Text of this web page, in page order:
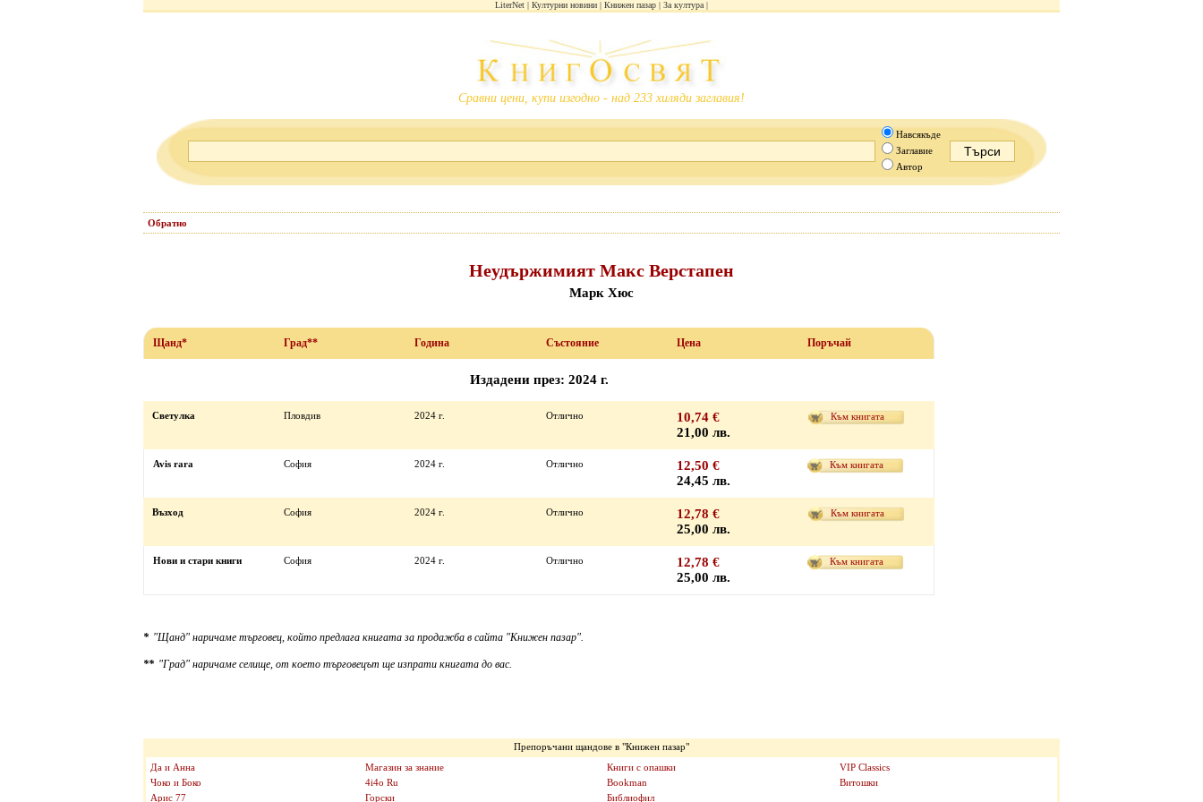
LiterNet Културни новини Книжен пазар За култура
Сравни цени, купи изгодно - над 233 хиляди заглавия!
Навсякъде
Заглавие
Автор
Обратно
Неудържимият Макс Верстапен
Марк Хюс
Щанд* Град** Година Състояние Цена Поръчай
Издадени през: 2024 г.
Светулка Пловдив 2024 г. Отлично
10,74 €
21,00 лв.
Към книгата
Avis rara София 2024 г. Отлично
12,50 €
24,45 лв.
Към книгата
Възход София 2024 г. Отлично
12,78 €
25,00 лв.
Към книгата
Нови и стари книги София 2024 г. Отлично
12,78 €
25,00 лв.
Към книгата
* "Щанд" наричаме търговец, който предлага книгата за продажба в сайта "Книжен пазар".
** "Град" наричаме селище, от което търговецът ще изпрати книгата до вас.
Препоръчани щандове в "Книжен пазар"
Да и Анна
Чоко и Боко
Арис 77
Магазин за знание
4i4o Ru
Горски
Книги с опашки
Bookman
Библиофил
VIP Classics
Витошки